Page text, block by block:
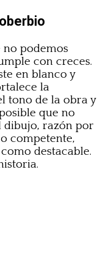
no podemos
con creces.
en blanco y
la
tono de la obra y
que no
razón por
competente,
destacable.